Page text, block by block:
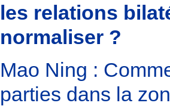
les relations
normaliser ?
Mao Ning :
parties dans la